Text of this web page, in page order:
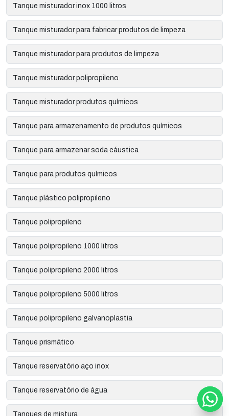
Tanque misturador inox 1000 litros
Tanque misturador para fabricar produtos de limpeza
Tanque misturador para produtos de limpeza
Tanque misturador polipropileno
Tanque misturador produtos químicos
Tanque para armazenamento de produtos químicos
Tanque para armazenar soda cáustica
Tanque para produtos químicos
Tanque plástico polipropileno
Tanque polipropileno
Tanque polipropileno 1000 litros
Tanque polipropileno 2000 litros
Tanque polipropileno 5000 litros
Tanque polipropileno galvanoplastia
Tanque prismático
Tanque reservatório aço inox
Tanque reservatório de água
Tanques de mistura